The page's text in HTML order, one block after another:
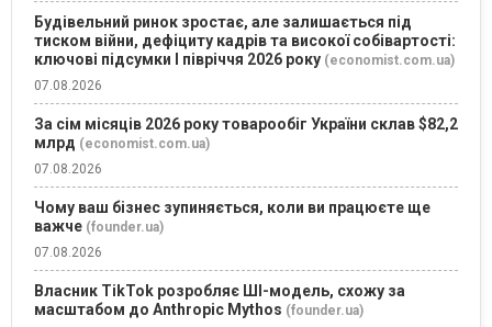
Будівельний ринок зростає, але залишається під
тиском війни, дефіциту кадрів та високої собівартості:
ключові підсумки І півріччя 2026 року (economist.com.ua)
07.08.2026
За сім місяців 2026 року товарообіг України склав $82,2
млрд (economist.com.ua)
07.08.2026
Чому ваш бізнес зупиняється, коли ви працюєте ще
важче (founder.ua)
07.08.2026
Власник TikTok розробляє ШІ-модель, схожу за
масштабом до Anthropic Mythos (founder.ua)